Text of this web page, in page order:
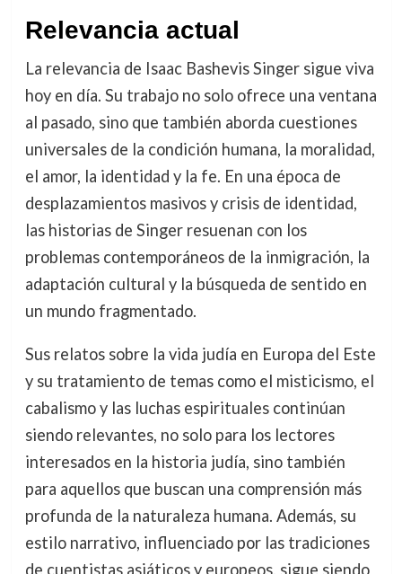
Relevancia actual
La relevancia de Isaac Bashevis Singer sigue viva
hoy en día. Su trabajo no solo ofrece una ventana
al pasado, sino que también aborda cuestiones
universales de la condición humana, la moralidad,
el amor, la identidad y la fe. En una época de
desplazamientos masivos y crisis de identidad,
las historias de Singer resuenan con los
problemas contemporáneos de la inmigración, la
adaptación cultural y la búsqueda de sentido en
un mundo fragmentado.
Sus relatos sobre la vida judía en Europa del Este
y su tratamiento de temas como el misticismo, el
cabalismo y las luchas espirituales continúan
siendo relevantes, no solo para los lectores
interesados en la historia judía, sino también
para aquellos que buscan una comprensión más
profunda de la naturaleza humana. Además, su
estilo narrativo, influenciado por las tradiciones
de cuentistas asiáticos y europeos, sigue siendo